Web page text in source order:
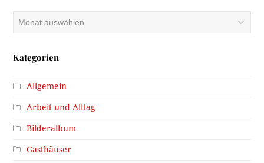
Kategorien
Allgemein
Arbeit und Alltag
Bilderalbum
Gasthäuser